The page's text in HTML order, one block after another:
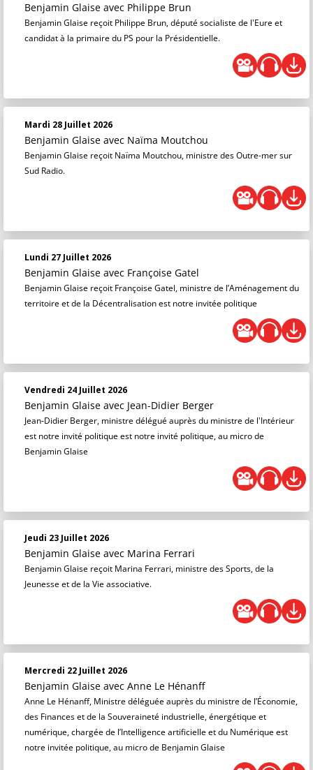
Benjamin Glaise avec Philippe Brun
Benjamin Glaise reçoit Philippe Brun, député socialiste de l'Eure et
candidat à la primaire du PS pour la Présidentielle.
Mardi 28 Juillet 2026
Benjamin Glaise avec Naïma Moutchou
Benjamin Glaise reçoit Naïma Moutchou, ministre des Outre-mer sur
Sud Radio.
Lundi 27 Juillet 2026
Benjamin Glaise avec Françoise Gatel
Benjamin Glaise reçoit Françoise Gatel, ministre de l’Aménagement du
territoire et de la Décentralisation est notre invitée politique
Vendredi 24 Juillet 2026
Benjamin Glaise avec Jean-Didier Berger
Jean-Didier Berger, ministre délégué auprès du ministre de l'Intérieur
est notre invité politique est notre invité politique, au micro de
Benjamin Glaise
Jeudi 23 Juillet 2026
Benjamin Glaise avec Marina Ferrari
Benjamin Glaise reçoit Marina Ferrari, ministre des Sports, de la
Jeunesse et de la Vie associative.
Mercredi 22 Juillet 2026
Benjamin Glaise avec Anne Le Hénanff
Anne Le Hénanff, Ministre déléguée auprès du ministre de l’Économie,
des Finances et de la Souveraineté industrielle, énergétique et
numérique, chargée de l’Intelligence artificielle et du Numérique est
notre invitée politique, au micro de Benjamin Glaise